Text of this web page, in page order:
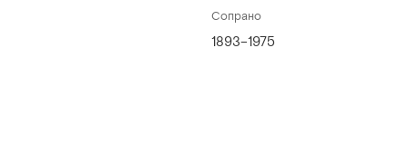
Сопрано
1893–1975